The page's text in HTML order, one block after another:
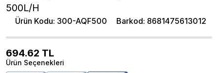
500L/H
Ürün Kodu: 300-AQF500 Barkod: 8681475613012
694.62 TL
Ürün Seçenekleri